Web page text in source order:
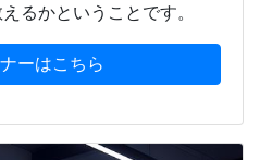
るかということです。
ーはこちら